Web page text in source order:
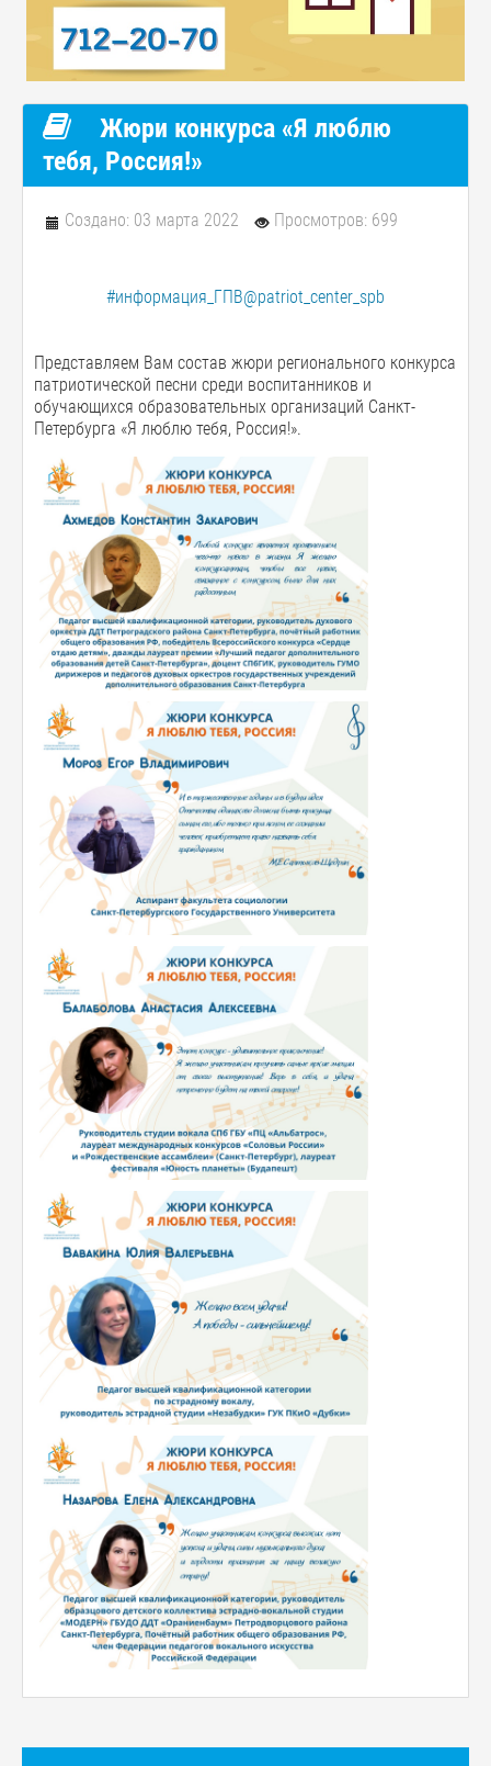
Жюри конкурса «Я люблю
тебя, Россия!»
Создано: 03 марта 2022 Просмотров: 699
#информация_ГПВ@patriot_center_spb
Представляем Вам состав жюри регионального конкурса
патриотической песни среди воспитанников и
обучающихся образовательных организаций Санкт-
Петербурга «Я люблю тебя, Россия!».